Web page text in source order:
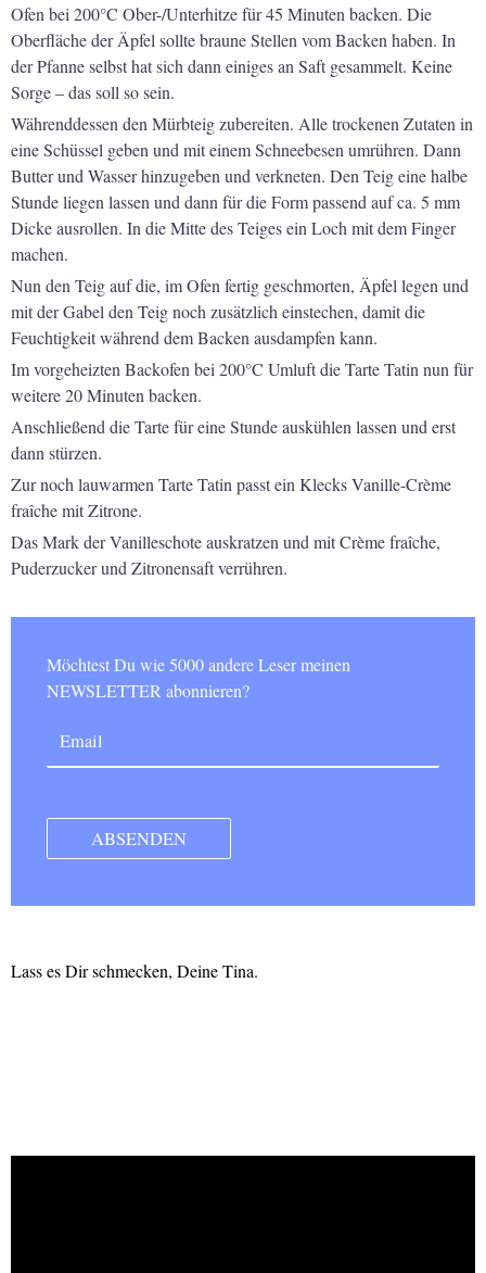
Ofen bei 200°C Ober-/Unterhitze für 45 Minuten backen. Die
Oberfläche der Äpfel sollte braune Stellen vom Backen haben. In
der Pfanne selbst hat sich dann einiges an Saft gesammelt. Keine
Sorge – das soll so sein.
Währenddessen den Mürbteig zubereiten. Alle trockenen Zutaten in
eine Schüssel geben und mit einem Schneebesen umrühren. Dann
Butter und Wasser hinzugeben und verkneten. Den Teig eine halbe
Stunde liegen lassen und dann für die Form passend auf ca. 5 mm
Dicke ausrollen. In die Mitte des Teiges ein Loch mit dem Finger
machen.
Nun den Teig auf die, im Ofen fertig geschmorten, Äpfel legen und
mit der Gabel den Teig noch zusätzlich einstechen, damit die
Feuchtigkeit während dem Backen ausdampfen kann.
Im vorgeheizten Backofen bei 200°C Umluft die Tarte Tatin nun für
weitere 20 Minuten backen.
Anschließend die Tarte für eine Stunde auskühlen lassen und erst
dann stürzen.
Zur noch lauwarmen Tarte Tatin passt ein Klecks Vanille-Crème
fraîche mit Zitrone.
Das Mark der Vanilleschote auskratzen und mit Crème fraîche,
Puderzucker und Zitronensaft verrühren.
Möchtest Du wie 5000 andere Leser meinen
NEWSLETTER abonnieren?
Lass es Dir schmecken, Deine Tina.